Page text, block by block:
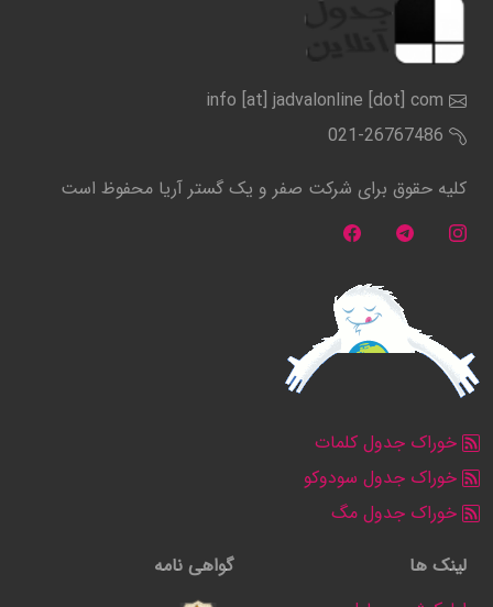
info [at] jadvalonline [dot] com
021-26767486
کلیه حقوق برای شرکت صفر و یک گستر آریا محفوظ است
خوراک جدول کلمات
خوراک جدول سودوکو
خوراک جدول مگ
لینک ها
گواهی نامه